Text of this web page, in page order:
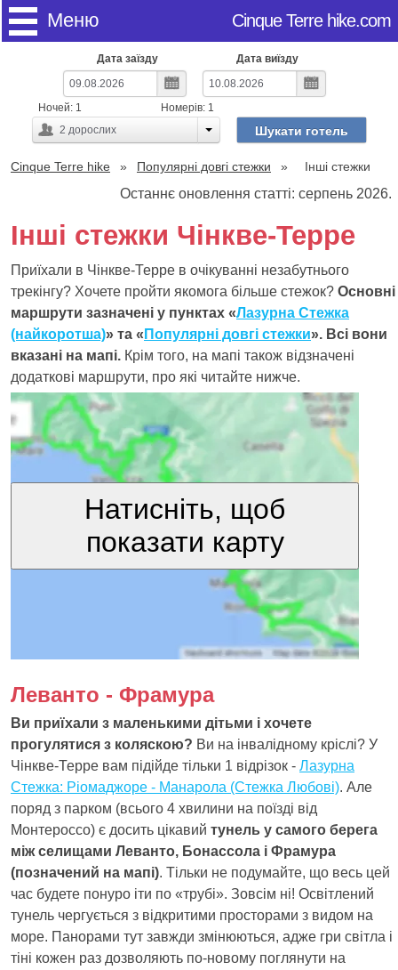
Меню Cinque Terre hike.com
Дата заїзду Дата виїзду
2 дорослих
Ночей: 1 Номерів: 1
Шукати готель
Cinque Terre hike Популярні довгі стежки Інші стежки
Останнє оновлення статті: серпень 2026.
Інші стежки Чінкве-Терре
Приїхали в Чінкве-Терре в очікуванні незабутнього
трекінгу? Хочете пройти якомога більше стежок? Основні
маршрути зазначені у пунктах «Лазурна Стежка
(найкоротша)» та « Популярні довгі стежки». Всі вони
вказані на мапі. Крім того, на мапі також відзначені
додаткові маршрути, про які читайте нижче.
Натисніть, щоб
показати карту
Леванто - Фрамура
Ви приїхали з маленькими дітьми і хочете
прогулятися з коляскою? Ви на інвалідному кріслі? У
Чінкве-Терре вам підійде тільки 1 відрізок - Лазурна
Стежка: Ріомаджоре - Манарола (Стежка Любові). Але
поряд з парком (всього 4 хвилини на поїзді від
Монтероссо) є досить цікавий тунель у самого берега
між селищами Леванто, Бонассола і Фрамура
(позначений на мапі). Тільки не подумайте, що весь цей
час будете понуро іти по «трубі». Зовсім ні! Освітлений
тунель чергується з відкритими просторами з видом на
море. Панорами тут завжди змінюються, адже гри світла і
тіні кожен раз дозволяють по-новому поглянути на